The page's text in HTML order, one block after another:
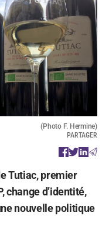
(Photo F. Hermine)
PARTAGER
Tutiac, premier
change d’identité,
nouvelle politique